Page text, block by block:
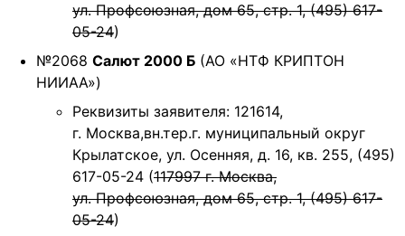
ул. Профсоюзная, дом 65, стр. 1, (495) 617-
05-24)
№2068 Салют 2000 Б (АО «НТФ КРИПТОН
НИИАА»)
Реквизиты заявителя: 121614,
г. Москва,вн.тер.г. муниципальный округ
Крылатское, ул. Осенняя, д. 16, кв. 255, (495)
617-05-24 (117997 г. Москва,
ул. Профсоюзная, дом 65, стр. 1, (495) 617-
05-24)